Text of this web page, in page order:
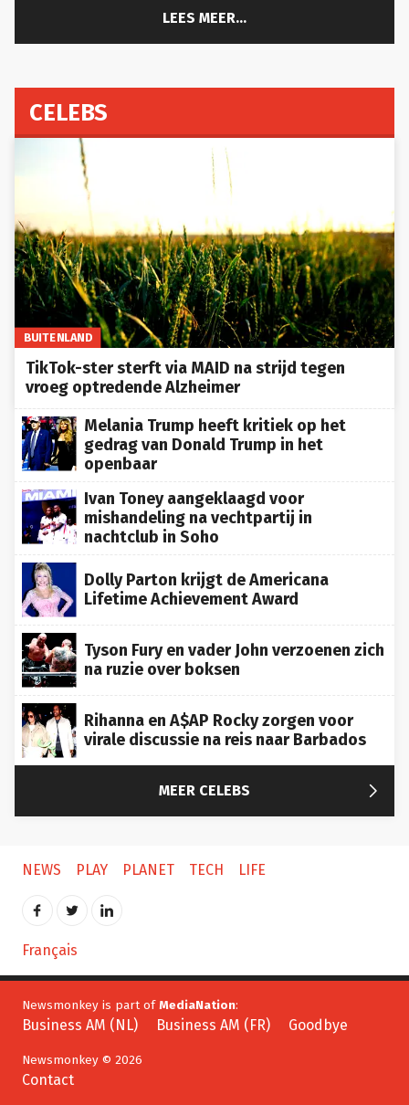
LEES MEER...
CELEBS
BUITENLAND
TikTok-ster sterft via MAID na strijd tegen
vroeg optredende Alzheimer
Melania Trump heeft kritiek op het
gedrag van Donald Trump in het
openbaar
Ivan Toney aangeklaagd voor
mishandeling na vechtpartij in
nachtclub in Soho
Dolly Parton krijgt de Americana
Lifetime Achievement Award
Tyson Fury en vader John verzoenen zich
na ruzie over boksen
Rihanna en A$AP Rocky zorgen voor
virale discussie na reis naar Barbados
MEER CELEBS 
NEWS PLAY PLANET TECH LIFE
Français
Newsmonkey is part of MediaNation
Business AM (NL) Business AM (FR) Goodbye
Newsmonkey © 2026
Contact